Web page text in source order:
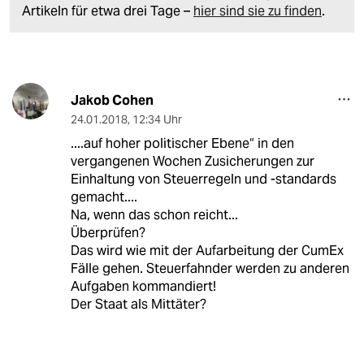
Artikeln für etwa drei Tage – hier sind sie zu finden.
Jakob Cohen
24.01.2018, 12:34 Uhr
....auf hoher politischer Ebene“ in den
vergangenen Wochen Zusicherungen zur
Einhaltung von Steuerregeln und -standards
gemacht....
Na, wenn das schon reicht...
Überprüfen?
Das wird wie mit der Aufarbeitung der CumEx
Fälle gehen. Steuerfahnder werden zu anderen
Aufgaben kommandiert!
Der Staat als Mittäter?